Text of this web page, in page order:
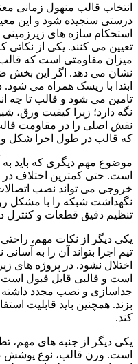
انتخاب قالب منهول زمانی
درستی سنجیده شود و این
استحکام سازه های
تعیین می کنند. یکی از نکاتی
میزان مقاومتی است که قالب
نشان می دهد. اگر این بخش
ابتدا با ریسک همراه می شود.
تامین می شود و قالب تا چه
نگه دارد؛ زیرا کیفیت ورق،
نقش اصلی را در مقاومت
که قالب در طول اجرا شکل و
موضوع مهم دیگری که باید به
است. حتی کمترین اختلاف در
خروجی می تواند نصب
نگهداشت شبکه را با مشکل
تنظیم دقیق قطعات و کنترل
یکی دیگر از نکات مهم،
تیم اجرا بتواند آن را به
اختلال نشود. در پروژه های
است و قالبی قابل قبول است
جداسازی و نصب مجدد داشته
بزند. همچنین باید قابلیت
کند.
یکی دیگر از جنبه های مهم،
است. وزن قالب، نوع پوشش